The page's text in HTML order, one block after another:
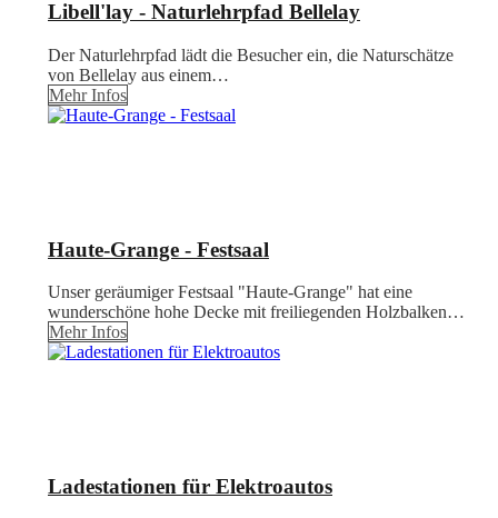
Libell'lay - Naturlehrpfad Bellelay
Der Naturlehrpfad lädt die Besucher ein, die Naturschätze
von Bellelay aus einem…
Mehr Infos
Haute-Grange - Festsaal
Unser geräumiger Festsaal "Haute-Grange" hat eine
wunderschöne hohe Decke mit freiliegenden Holzbalken…
Mehr Infos
Ladestationen für Elektroautos